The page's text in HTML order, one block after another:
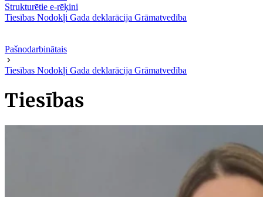
Strukturētie e-rēķini
Tiesības Nodokļi Gada deklarācija Grāmatvedība
Pašnodarbinātais
Tiesības Nodokļi Gada deklarācija Grāmatvedība
Tiesības